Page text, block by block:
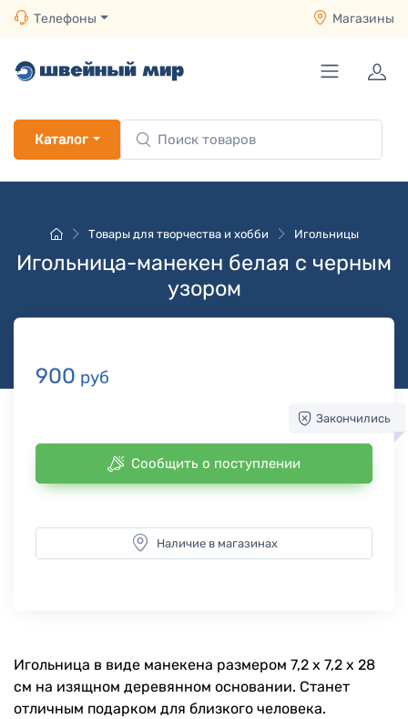
Телефоны Магазины
Каталог
Товары для творчества и хобби Игольницы
Игольница-манекен белая с черным
узором
900 руб
Закончились
Сообщить о поступлении
Наличие в магазинах
Игольница в виде манекена размером 7,2 х 7,2 х 28
см на изящном деревянном основании. Станет
отличным подарком для близкого человека.